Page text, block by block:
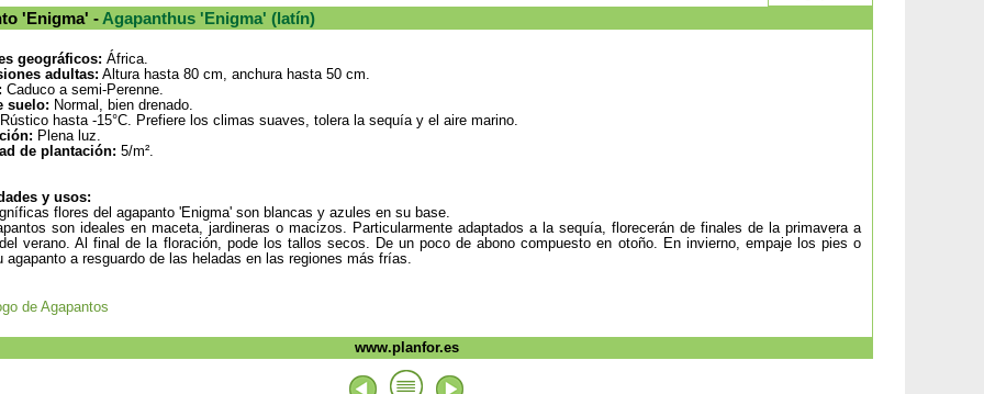
'Enigma' - Agapanthus 'Enigma' (latín)
geográficos: África.
adultas: Altura hasta 80 cm, anchura hasta 50 cm.
Caduco a semi-Perenne.
suelo: Normal, bien drenado.
Rústico hasta -15°C. Prefiere los climas suaves, tolera la sequía y el aire marino.
Plena luz.
de plantación: 5/m².
y usos:
flores del agapanto 'Enigma' son blancas y azules en su base.
son ideales en maceta, jardineras o macizos. Particularmente adaptados a la sequía, florecerán de finales de la primavera a
verano. Al final de la floración, pode los tallos secos. De un poco de abono compuesto en otoño. En invierno, empaje los pies o
agapanto a resguardo de las heladas en las regiones más frías.
de Agapantos
www.planfor.es